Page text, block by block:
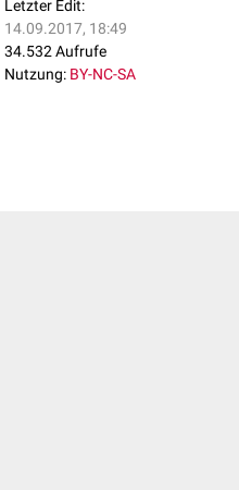
Letzter Edit:
14.09.2017, 18:49
34.532 Aufrufe
Nutzung: BY-NC-SA